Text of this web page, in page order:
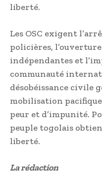
liberté.
Les OSC exigent
policières, l’ouverture
indépendantes et
communauté
désobéissance civile
mobilisation
peur et d’impunité.
peuple togolais
liberté.
La rédaction